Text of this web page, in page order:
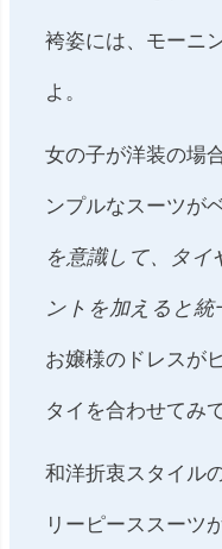
袴姿には、モーニ
よ。
女の子が洋装の場
ンプルなスーツが
を意識して、タ
ントを加えると
お嬢様のドレスが
タイを合わせてみ
和洋折衷スタイル
リーピーススーツ